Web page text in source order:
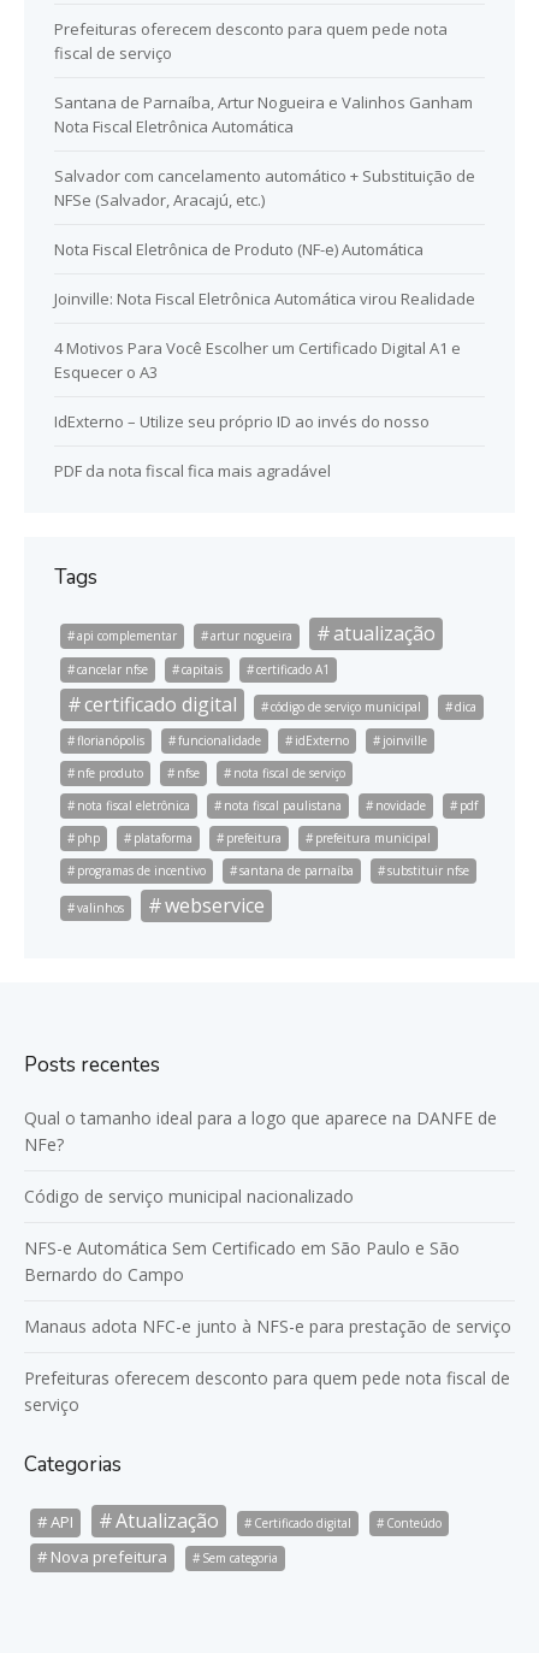
Prefeituras oferecem desconto para quem pede nota
fiscal de serviço
Santana de Parnaíba, Artur Nogueira e Valinhos Ganham
Nota Fiscal Eletrônica Automática
Salvador com cancelamento automático + Substituição de
NFSe (Salvador, Aracajú, etc.)
Nota Fiscal Eletrônica de Produto (NF-e) Automática
Joinville: Nota Fiscal Eletrônica Automática virou Realidade
4 Motivos Para Você Escolher um Certificado Digital A1 e
Esquecer o A3
IdExterno – Utilize seu próprio ID ao invés do nosso
PDF da nota fiscal fica mais agradável
Tags
api complementar artur nogueira atualização
cancelar nfse capitais certificado A1
certificado digital código de serviço municipal
dica
florianópolis
funcionalidade idExterno
joinville
nfe produto
nfse
nota fiscal de serviço
nota fiscal eletrônica
nota fiscal paulistana novidade
pdf
php
plataforma prefeitura
prefeitura municipal
programas de incentivo
santana de parnaíba substituir nfse
valinhos webservice
Posts recentes
Qual o tamanho ideal para a logo que aparece na DANFE de
NFe?
Código de serviço municipal nacionalizado
NFS-e Automática Sem Certificado em São Paulo e São
Bernardo do Campo
Manaus adota NFC-e junto à NFS-e para prestação de serviço
Prefeituras oferecem desconto para quem pede nota fiscal de
serviço
Categorias
API Atualização Certificado digital Conteúdo
Nova prefeitura Sem categoria